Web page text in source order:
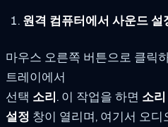
원격 컴퓨터에서 사운드 설
마우스 오른쪽 버튼으로 클릭
트레이에서
선택 소리. 이 작업을 하면 소리
설정 창이 열리며, 여기서 오